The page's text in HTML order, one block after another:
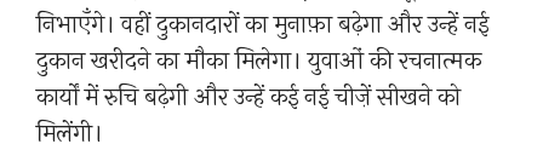
निभाएँगे। वहीं दुकानदारों का मुनाफ़ा बढ़ेगा और उन्हें नई
दुकान खरीदने का मौका मिलेगा। युवाओं की रचनात्मक
कार्यों में रुचि बढ़ेगी और उन्हें कई नई चीज़ें सीखने को
मिलेंगी।